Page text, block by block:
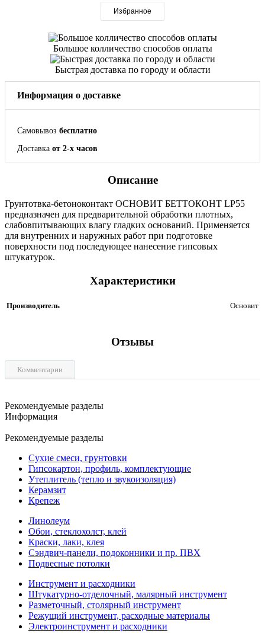
Избранное
Большое колличество способов оплаты
Быстрая доставка по городу и области
Информация о доставке
Самовывоз бесплатно
Доставка от 2-х часов
Описание
Грунтотвка-бетоноконтакт ОСНОВИТ БЕТТОКОНТ LP55
предназначен для предварительной обработки плотных,
слабовпитывающих влагу гладких оснований. Применяется
для внутренних и наружных работ при подготовке
поверхности под последующее нанесение гипсовых
штукатурок.
Характеристики
Производитель Основит
Отзывы
Комментарии
Рекомендуемые разделы
Информация
Рекомендуемые разделы
Сухие смеси, грунтовки
Гипсокартон, профиль, комплектующие
Утеплитель (тепло и звукоизоляция)
Керамзит
Крепеж
Линолеум
Обои, стеклохолст, клей
Краски, лаки, клея
Сэндвич-панели, подоконники и пр. ПВХ
Подвесные потолки
Инструмент и расходники
Штукатурно-отделочный, малярный инструмент
Разметочный, столярный инструмент
Режущий инструмент, расходные материалы
Электроинструмент и расходники